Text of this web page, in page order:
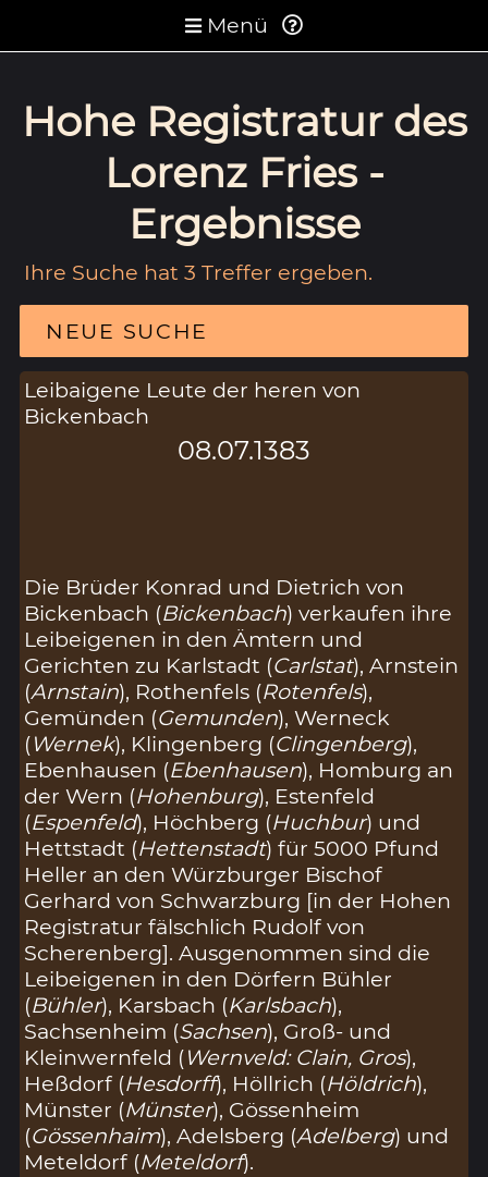
Menü
Hohe Registratur des
Lorenz Fries -
Ergebnisse
Ihre Suche hat 3 Treffer ergeben.
NEUE SUCHE
Leibaigene Leute der heren von
Bickenbach
08.07.1383
Die Brüder Konrad und Dietrich von
Bickenbach (Bickenbach) verkaufen ihre
Leibeigenen in den Ämtern und
Gerichten zu Karlstadt (Carlstat), Arnstein
(Arnstain), Rothenfels (Rotenfels),
Gemünden (Gemunden), Werneck
(Wernek), Klingenberg (Clingenberg),
Ebenhausen (Ebenhausen), Homburg an
der Wern (Hohenburg), Estenfeld
(Espenfeld), Höchberg (Huchbur) und
Hettstadt (Hettenstadt) für 5000 Pfund
Heller an den Würzburger Bischof
Gerhard von Schwarzburg [in der Hohen
Registratur fälschlich Rudolf von
Scherenberg]. Ausgenommen sind die
Leibeigenen in den Dörfern Bühler
(Bühler), Karsbach (Karlsbach),
Sachsenheim (Sachsen), Groß- und
Kleinwernfeld (Wernveld: Clain, Gros),
Heßdorf (Hesdorff), Höllrich (Höldrich),
Münster (Münster), Gössenheim
(Gössenhaim), Adelsberg (Adelberg) und
Meteldorf (Meteldorf).